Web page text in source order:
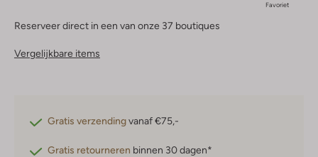
Favoriet
Reserveer direct in een van onze 37 boutiques
Vergelijkbare items
Gratis verzendingvanaf €75,-
Gratis retourneren binnen 30 dagen*